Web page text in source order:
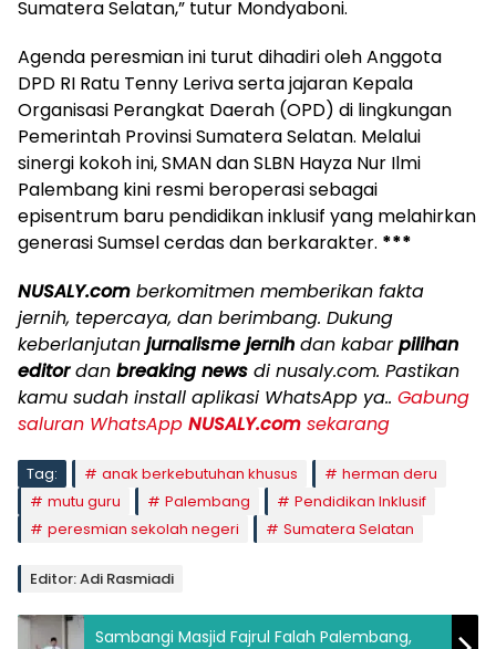
Sumatera Selatan,” tutur Mondyaboni.
Agenda peresmian ini turut dihadiri oleh Anggota
DPD RI Ratu Tenny Leriva serta jajaran Kepala
Organisasi Perangkat Daerah (OPD) di lingkungan
Pemerintah Provinsi Sumatera Selatan. Melalui
sinergi kokoh ini, SMAN dan SLBN Hayza Nur Ilmi
Palembang kini resmi beroperasi sebagai
episentrum baru pendidikan inklusif yang melahirkan
generasi Sumsel cerdas dan berkarakter. ***
NUSALY.com berkomitmen memberikan fakta
jernih, tepercaya, dan berimbang. Dukung
keberlanjutan jurnalisme jernih dan kabarpilihan
editordan breaking news di nusaly.com. Pastikan
kamu sudah install aplikasi WhatsApp ya.. Gabung
saluran WhatsApp NUSALY.com sekarang
Tag: anak berkebutuhan khusus
herman deru
mutu guru
Palembang
Pendidikan Inklusif
peresmian sekolah negeri
Sumatera Selatan
Editor: Adi Rasmiadi
Sambangi Masjid Fajrul Falah Palembang,